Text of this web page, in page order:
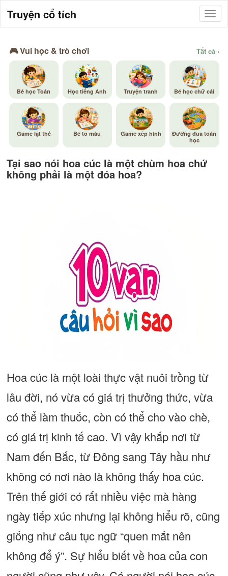
Truyện cổ tích
🎮 Vui học & trò chơi Tất cả ›
Bé học Toán Học tiếng Anh Truyện tranh Bé học chữ cái
Game lật thẻ Bé tô màu Game xếp hình
Đường đua toán
học
Tại sao nói hoa cúc là một chùm hoa chứ
không phải là một đóa hoa?
Hoa cúc là một loài thực vật nuôi trồng từ
lâu đời, nó vừa có giá trị thưởng thức, vừa
có thể làm thuốc, còn có thể cho vào chè,
có giá trị kinh tế cao. Vì vậy khắp nơi từ
Nam đến Bắc, từ Đông sang Tây hầu như
không có nơi nào là không thấy hoa cúc.
Trên thế giới có rất nhiều việc mà hàng
ngày tiếp xúc nhưng lại không hiểu rõ, cũng
giống như câu tục ngữ “quen mắt nên
không để ý”. Sự hiểu biết về hoa của con